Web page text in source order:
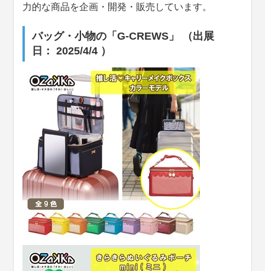
力的な商品を企画・開発・販売しています。
バッグ・小物の「G-CREWS」 （出展
日： 2025/4/4 ）